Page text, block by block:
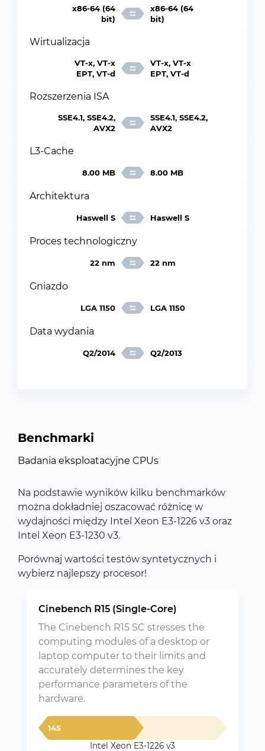
x86-64 (64
bit)
x86-64 (64
bit)
Wirtualizacja
VT-x, VT-x
EPT, VT-d
VT-x, VT-x
EPT, VT-d
Rozszerzenia ISA
SSE4.1, SSE4.2,
AVX2
SSE4.1, SSE4.2,
AVX2
L3-Cache
8.00 MB 8.00 MB
Architektura
Haswell S Haswell S
Proces technologiczny
22 nm 22 nm
Gniazdo
LGA 1150 LGA 1150
Data wydania
Q2/2014 Q2/2013
Benchmarki
Badania eksploatacyjne CPUs
Na podstawie wyników kilku benchmarków
można dokładniej oszacować różnicę w
wydajności między Intel Xeon E3-1226 v3 oraz
Intel Xeon E3-1230 v3.
Porównaj wartości testów syntetycznych i
wybierz najlepszy procesor!
Cinebench R15 (Single-Core)
The Cinebench R15 SC stresses the
computing modules of a desktop or
laptop computer to their limits and
accurately determines the key
performance parameters of the
hardware.
145
Intel Xeon E3-1226 v3